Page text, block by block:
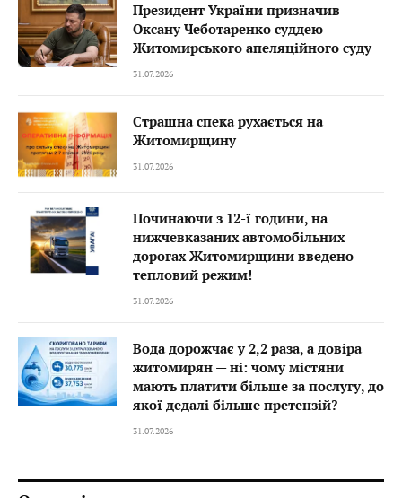
Президент України призначив
Оксану Чеботаренко суддею
Житомирського апеляційного суду
31.07.2026
Страшна спека рухається на
Житомирщину
31.07.2026
Починаючи з 12-ї години, на
нижчевказаних автомобільних
дорогах Житомирщини введено
тепловий режим!
31.07.2026
Вода дорожчає у 2,2 раза, а довіра
житомирян — ні: чому містяни
мають платити більше за послугу, до
якої дедалі більше претензій?
31.07.2026